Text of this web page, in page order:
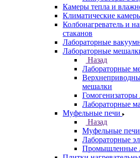
Камеры тепла и
Климатические
Колбонагреватель и
стаканов
Лабораторные
Лабораторные
Назад
Лабораторные
мешалки
Гомогенизаторы
Лабораторные
Муфельные печи
Назад
Муфельные печи
Лабораторные
Промышленные